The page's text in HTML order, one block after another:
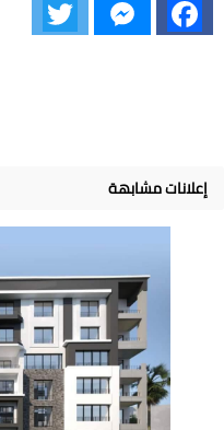
Facebook
Messenger
إعلانات مشابهة